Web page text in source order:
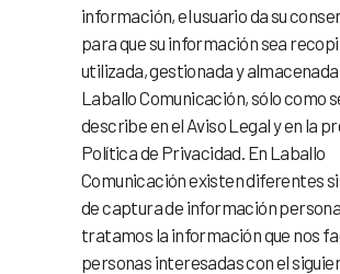
información, el usuario da su
para que su información sea
utilizada, gestionada y
Laballo Comunicación, sólo como
describe en el Aviso Legal y en la
Política de Privacidad. En Laballo
Comunicación existen diferentes
de captura de información
tratamos la información que nos
personas interesadas con el